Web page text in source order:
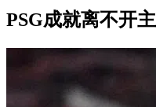
PSG成就离不开